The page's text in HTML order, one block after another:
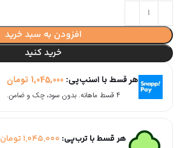
افزودن به سبد خرید
خرید کنید
هر قسط با اسنپ‌پی:1,045,000 تومان
۴ قسط ماهانه. بدون سود، چک و ضامن.
هر قسط با ترب‌پی: 1,045,000تومان